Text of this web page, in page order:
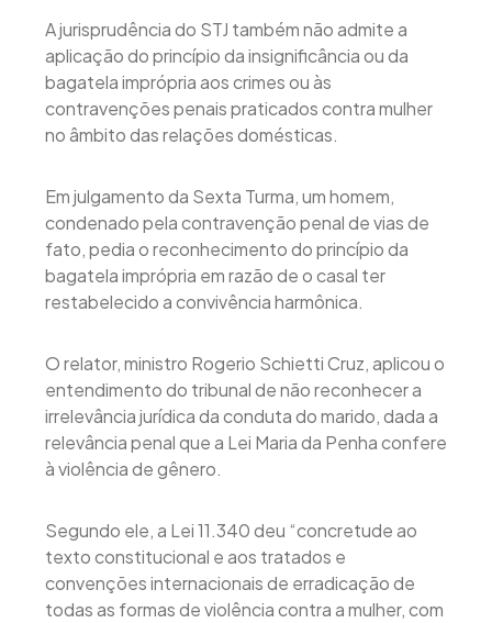
A jurisprudência do STJ também não admite a
aplicação do princípio da insignificância ou da
bagatela imprópria aos crimes ou às
contravenções penais praticados contra mulher
no âmbito das relações domésticas.
Em julgamento da Sexta Turma, um homem,
condenado pela contravenção penal de vias de
fato, pedia o reconhecimento do princípio da
bagatela imprópria em razão de o casal ter
restabelecido a convivência harmônica.
O relator, ministro Rogerio Schietti Cruz, aplicou o
entendimento do tribunal de não reconhecer a
irrelevância jurídica da conduta do marido, dada a
relevância penal que a Lei Maria da Penha confere
à violência de gênero.
Segundo ele, a Lei 11.340 deu “concretude ao
texto constitucional e aos tratados e
convenções internacionais de erradicação de
todas as formas de violência contra a mulher, com